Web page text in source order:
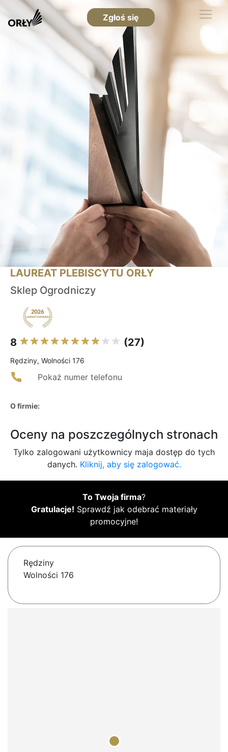
Zgłoś się
LAUREAT PLEBISCYTU ORŁY
Sklep Ogrodniczy
8 (27)
Rędziny, Wolności 176
Pokaż numer telefonu
O firmie:
Oceny na poszczególnych stronach
Tylko zalogowani użytkownicy maja dostęp do tych
danych. Kliknij, aby się zalogować.
To Twoja firma?
Gratulacje! Sprawdź jak odebrać materiały
promocyjne!
Rędziny
Wolności 176